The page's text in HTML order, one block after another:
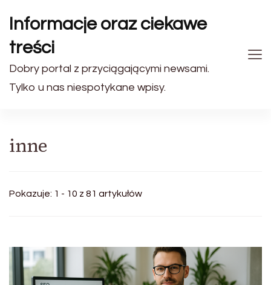
Informacje oraz ciekawe
treści
Dobry portal z przyciągającymi newsami.
Tylko u nas niespotykane wpisy.
inne
Pokazuje: 1 - 10 z 81 artykułów